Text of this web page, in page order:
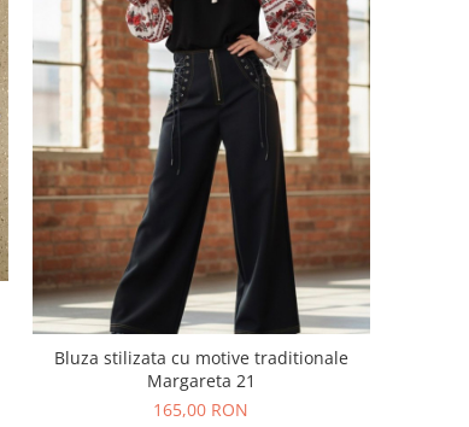
Bluza stilizata cu motive traditionale
Margareta 21
165,00 RON